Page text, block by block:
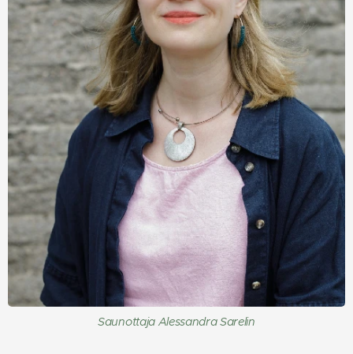
Saunottaja Alessandra Sarelin